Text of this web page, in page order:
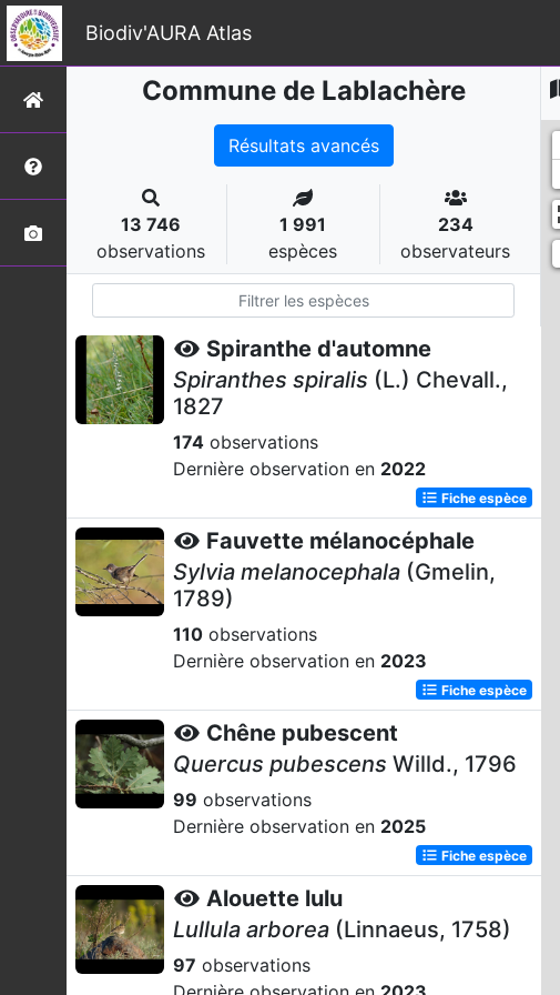
Biodiv'AURA Atlas
Commune de Lablachère
Résultats avancés
13 746
observations
1 991
espèces
234
observateurs
Spiranthe d'automne
Spiranthes spiralis (L.) Chevall.,
1827
174 observations
Dernière observation en 2022
Fiche espèce
Fauvette mélanocéphale
Sylvia melanocephala (Gmelin,
1789)
110 observations
Dernière observation en 2023
Fiche espèce
Chêne pubescent
Quercus pubescens Willd., 1796
99 observations
Dernière observation en 2025
Fiche espèce
Alouette lulu
Lullula arborea (Linnaeus, 1758)
97 observations